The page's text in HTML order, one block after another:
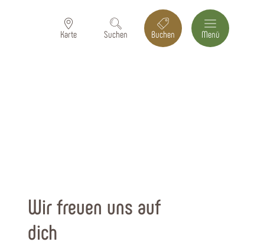
Karte Suchen Buchen Menü
Wir freuen uns auf
dich